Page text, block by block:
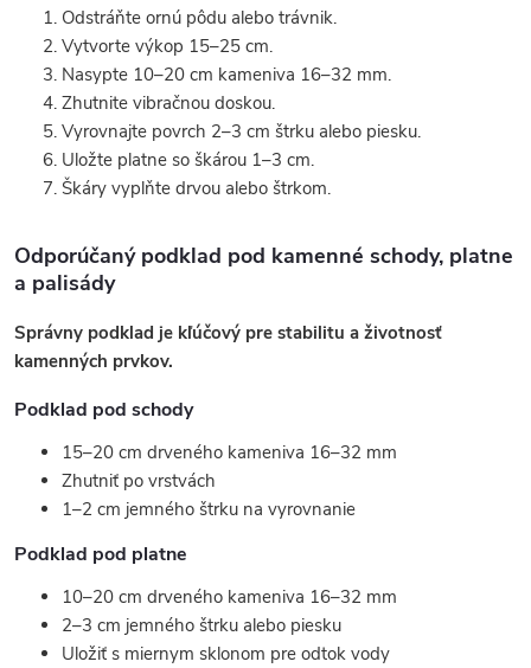
Odstráňte ornú pôdu alebo trávnik.
Vytvorte výkop 15–25 cm.
Nasypte 10–20 cm kameniva 16–32 mm.
Zhutnite vibračnou doskou.
Vyrovnajte povrch 2–3 cm štrku alebo piesku.
Uložte platne so škárou 1–3 cm.
Škáry vyplňte drvou alebo štrkom.
Odporúčaný podklad pod kamenné schody, platne
a palisády
Správny podklad je kľúčový pre stabilitu a životnosť
kamenných prvkov.
Podklad pod schody
15–20 cm drveného kameniva 16–32 mm
Zhutniť po vrstvách
1–2 cm jemného štrku na vyrovnanie
Podklad pod platne
10–20 cm drveného kameniva 16–32 mm
2–3 cm jemného štrku alebo piesku
Uložiť s miernym sklonom pre odtok vody